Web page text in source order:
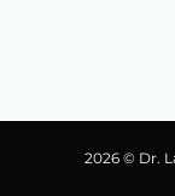
2026 © Dr.